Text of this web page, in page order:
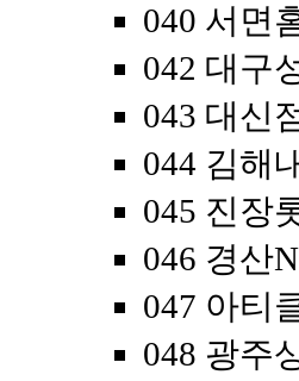
040 서면
042 대구
043 대신
044 김해
045 진장
046 경산
047 아티
048 광주